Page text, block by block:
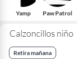
Yamp Paw Patrol
Calzoncillos niño
Retira mañana